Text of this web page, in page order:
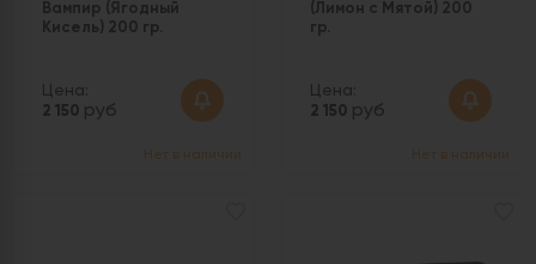
Вампир (Ягодный
Кисель) 200 гр.
Цена:
2 150 руб
Нет в наличии
(Лимон c Мятой) 200
гр.
Цена:
2 150 руб
Нет в наличии